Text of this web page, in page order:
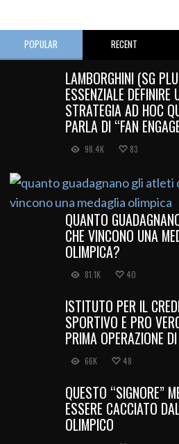
POPULAR RECENT
LAMBORGHINI (SG
ESSENZIALE DEFINIRE
STRATEGIA AD HOC
PARLA DI “FAN
98.4K 83
QUANTO
CHE VINCONO UNA
OLIMPICA?
81.1K 40
ISTITUTO PER IL
SPORTIVO E PRO
PRIMA OPERAZIONE
66K 48
QUESTO “SIGNORE”
ESSERE CACCIATO
OLIMPICO